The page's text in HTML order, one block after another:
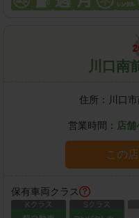
川口南
住所： 川口
営業時間： 店
この
保有車両クラス